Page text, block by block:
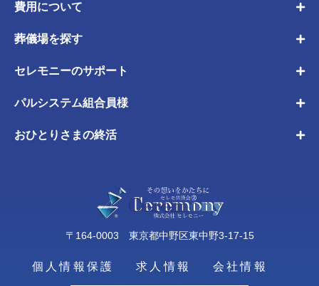
費用について
葬儀場を探す
セレモニーのサポート
パルシステム組合員様
おひとりさまの終活
〒164-0003 東京都中野区東中野3-17-15
個人情報保護 求人情報 会社情報